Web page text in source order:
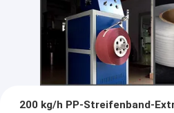
200 kg/h PP-Streifenband-